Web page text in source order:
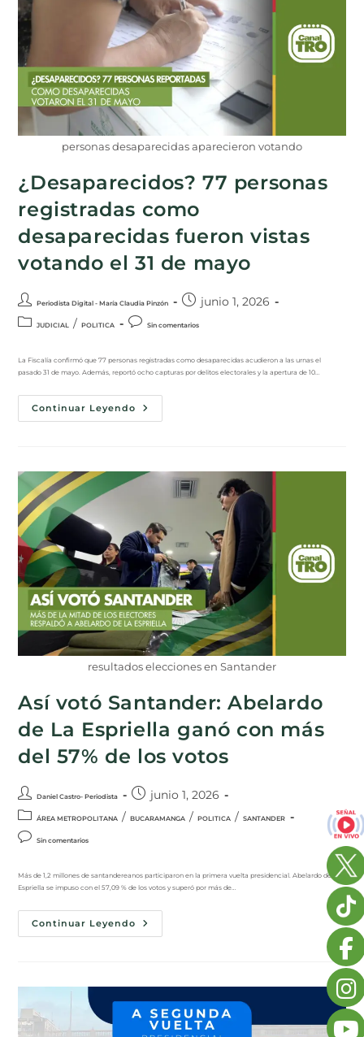
personas desaparecidas aparecieron votando
¿Desaparecidos? 77 personas
registradas como
desaparecidas fueron vistas
votando el 31 de mayo
Periodista Digital - María Claudia Pinzón junio 1, 2026
JUDICIAL / POLITICA Sin comentarios
La Fiscalía confirmó que 77 personas registradas como desaparecidas acudieron a las urnas el
pasado 31 de mayo. Además, reportó ocho capturas por delitos electorales y la apertura de 10…
Continuar Leyendo
resultados elecciones en Santander
Así votó Santander: Abelardo
de La Espriella ganó con más
del 57% de los votos
Daniel Castro- Periodista junio 1, 2026
ÁREA METROPOLITANA / BUCARAMANGA / POLITICA / SANTANDER
Sin comentarios
Más de 1,2 millones de santandereanos participaron en la primera vuelta presidencial. Abelardo de La
Espriella se impuso con el 57,09 % de los votos y superó por más de…
Continuar Leyendo